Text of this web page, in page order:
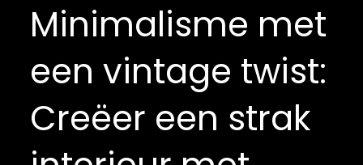
Minimalisme met
een vintage twist:
Creëer een strak